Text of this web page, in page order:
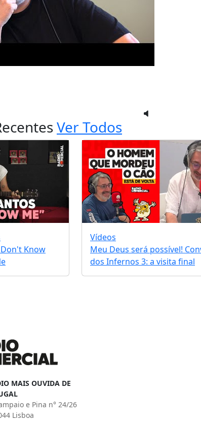
Ver Todos
Know
Vídeos
Meu Deus será possível!
dos Infernos 3: a visita final
MAIS OUVIDA DE
e Pina n° 24/26
Lisboa